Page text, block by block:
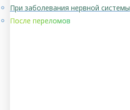
При заболевания нервной системы
После переломов